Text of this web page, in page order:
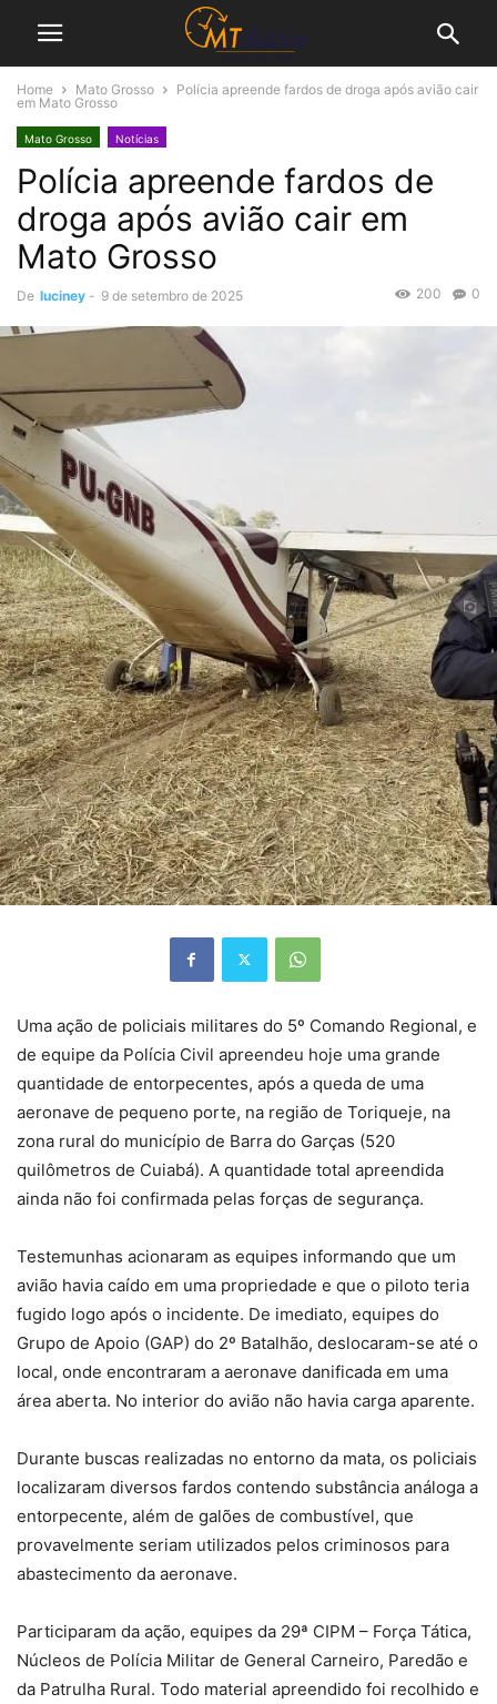
Home Mato Grosso
Polícia apreende fardos de droga após avião cair
em Mato Grosso
Mato Grosso Notícias
Polícia apreende fardos de
droga após avião cair em
Mato Grosso
De luciney - 9 de setembro de 2025 0
200
Uma ação de policiais militares do 5º Comando Regional, e
de equipe da Polícia Civil apreendeu hoje uma grande
quantidade de entorpecentes, após a queda de uma
aeronave de pequeno porte, na região de Toriqueje, na
zona rural do município de Barra do Garças (520
quilômetros de Cuiabá). A quantidade total apreendida
ainda não foi confirmada pelas forças de segurança.
Testemunhas acionaram as equipes informando que um
avião havia caído em uma propriedade e que o piloto teria
fugido logo após o incidente. De imediato, equipes do
Grupo de Apoio (GAP) do 2º Batalhão, deslocaram-se até o
local, onde encontraram a aeronave danificada em uma
área aberta. No interior do avião não havia carga aparente.
Durante buscas realizadas no entorno da mata, os policiais
localizaram diversos fardos contendo substância análoga a
entorpecente, além de galões de combustível, que
provavelmente seriam utilizados pelos criminosos para
abastecimento da aeronave.
Participaram da ação, equipes da 29ª CIPM – Força Tática,
Núcleos de Polícia Militar de General Carneiro, Paredão e
da Patrulha Rural. Todo material apreendido foi recolhido e